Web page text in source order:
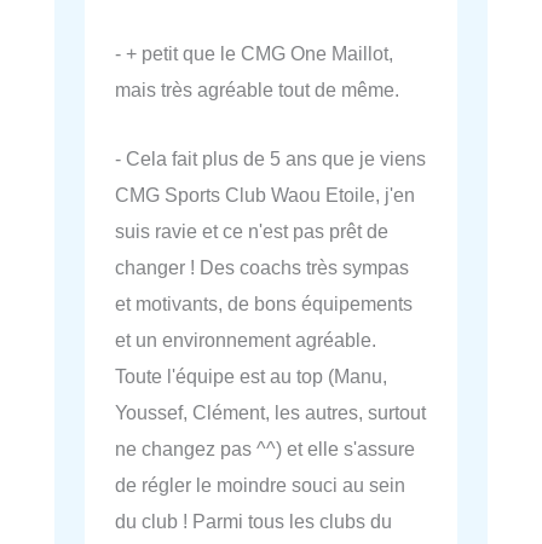
- + petit que le CMG One Maillot,
mais très agréable tout de même.
- Cela fait plus de 5 ans que je viens
CMG Sports Club Waou Etoile, j'en
suis ravie et ce n'est pas prêt de
changer ! Des coachs très sympas
et motivants, de bons équipements
et un environnement agréable.
Toute l'équipe est au top (Manu,
Youssef, Clément, les autres, surtout
ne changez pas ^^) et elle s'assure
de régler le moindre souci au sein
du club ! Parmi tous les clubs du